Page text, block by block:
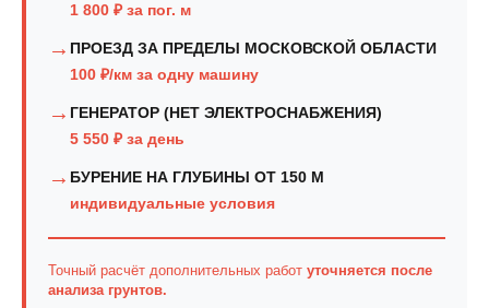
1 800 ₽ за пог. м
→ ПРОЕЗД ЗА ПРЕДЕЛЫ МОСКОВСКОЙ ОБЛАСТИ
100 ₽/км за одну машину
→ ГЕНЕРАТОР (НЕТ ЭЛЕКТРОСНАБЖЕНИЯ)
5 550 ₽ за день
→ БУРЕНИЕ НА ГЛУБИНЫ ОТ 150 М
индивидуальные условия
Точный расчёт дополнительных работ уточняется после
анализа грунтов.